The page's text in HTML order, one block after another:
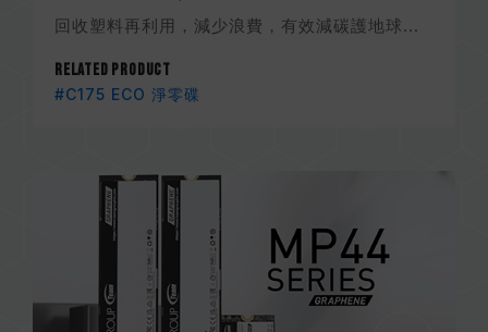
回收塑料再利用，減少浪費，有效減碳護地球...
Related Product
#C175 ECO 淨零碟